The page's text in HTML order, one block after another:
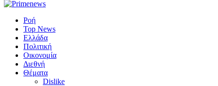
Ροή
Top News
Ελλάδα
Πολιτική
Οικονομία
Διεθνή
Θέματα
Dislike